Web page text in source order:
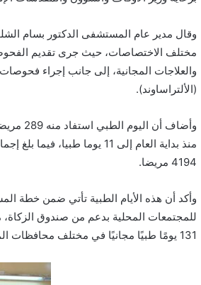
وقال مدير عام المستشفى الدكتور بسام
مختلف الاختصاصات، حيث جرى تقديم
والعلاجات المجانية، إلى جانب إجراء
(الألتراساوند).
وأضاف
4194 مريضا.
وأكد أن هذه الأيام الطبية تأتي ضمن خطة
131 يومًا طبيًا مجانيًا في مختلف محافظات المملكة، استفاد منها أكثر من 71,730 مريضًا.